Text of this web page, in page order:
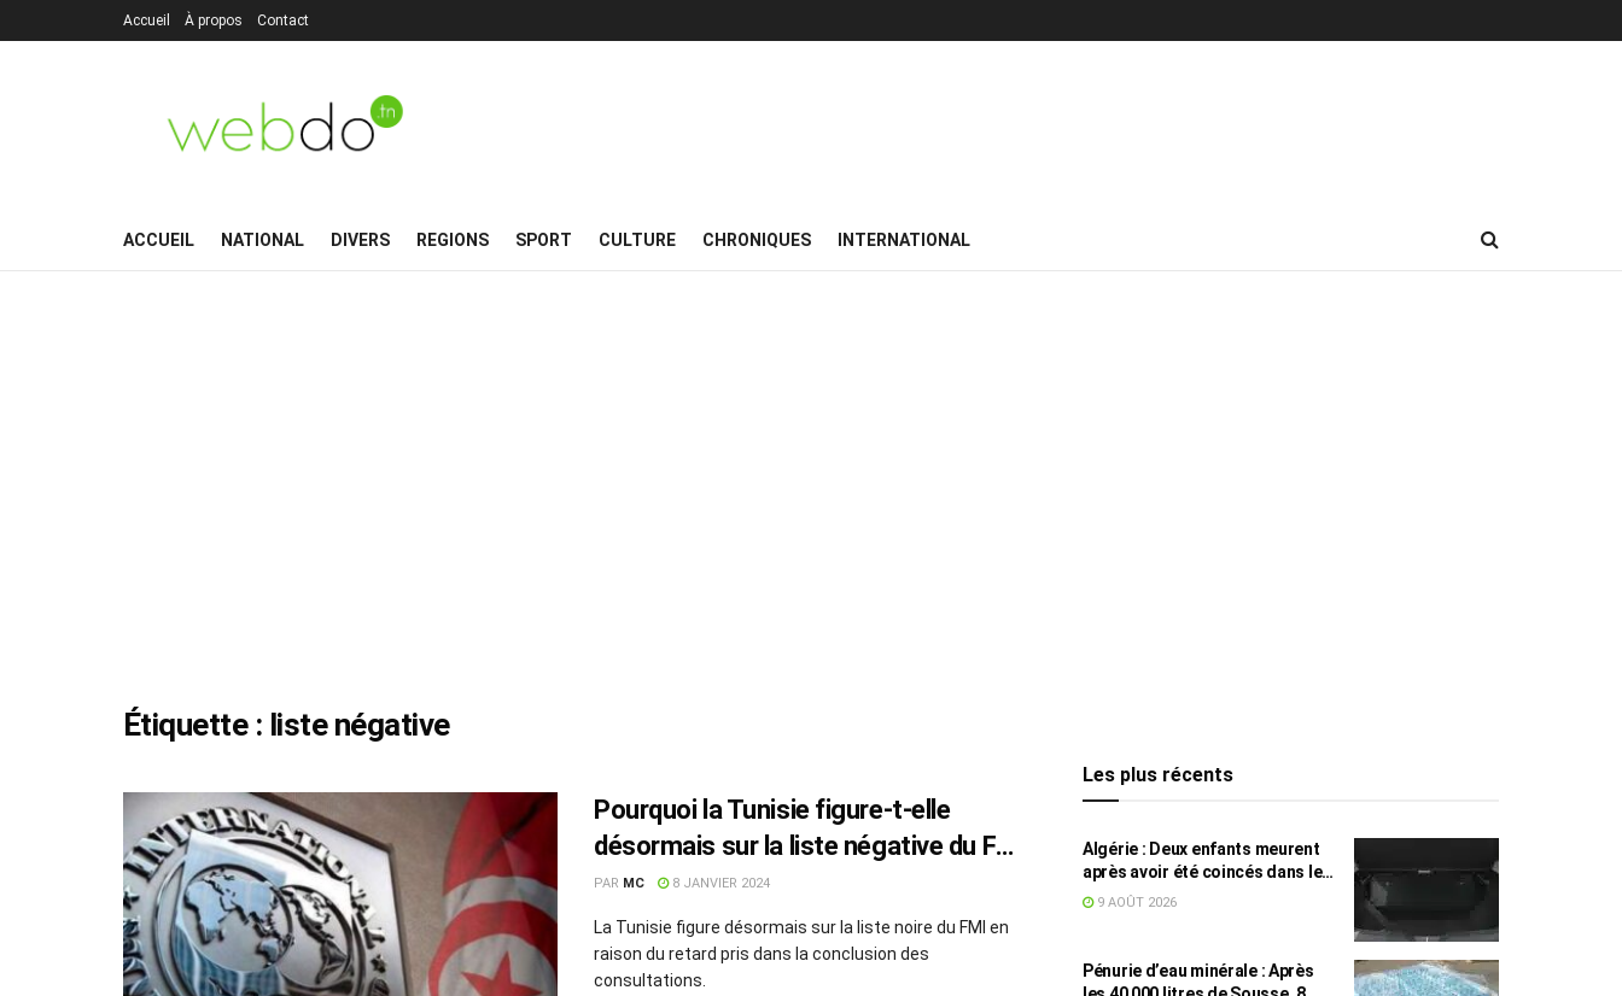
Accueil À propos Contact
ACCUEIL NATIONAL DIVERS REGIONS SPORT CULTURE CHRONIQUES INTERNATIONAL
Étiquette : liste négative
Pourquoi la Tunisie figure-t-elle
désormais sur la liste négative du FMI
?
PAR MC 8 JANVIER 2024
La Tunisie figure désormais sur la liste noire du FMI en
raison du retard pris dans la conclusion des
consultations.
Les plus récents
Algérie : Deux enfants meurent
après avoir été coincés dans le
coffre d’une voiture
9 AOÛT 2026
Pénurie d’eau minérale : Après